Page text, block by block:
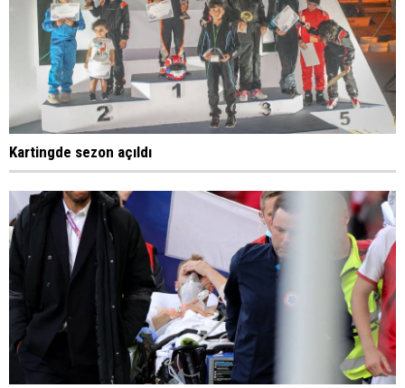
Kartingde sezon açıldı